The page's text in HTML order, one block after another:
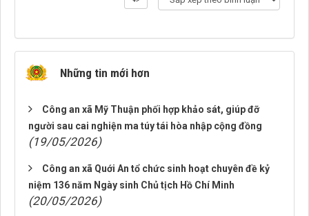
Những tin mới hơn
Công an xã Mỹ Thuận phối hợp khảo sát, giúp đỡ
người sau cai nghiện ma túy tái hòa nhập cộng đồng
(19/05/2026)
Công an xã Quới An tổ chức sinh hoạt chuyên đề kỷ
niệm 136 năm Ngày sinh Chủ tịch Hồ Chí Minh
(20/05/2026)